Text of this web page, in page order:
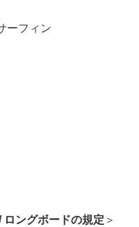
ーフィン
ロングボードの規定 ＞